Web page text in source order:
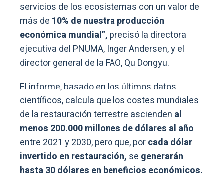
servicios de los ecosistemas con un valor de
más de 10% de nuestra producción
económica mundial”, precisó la directora
ejecutiva del PNUMA, Inger Andersen, y el
director general de la FAO, Qu Dongyu.
El informe, basado en los últimos datos
científicos, calcula que los costes mundiales
de la restauración terrestre ascienden al
menos 200.000 millones de dólares al año
entre 2021 y 2030, pero que, porcada dólar
invertido en restauración, se generarán
hasta 30 dólares en beneficios económicos.